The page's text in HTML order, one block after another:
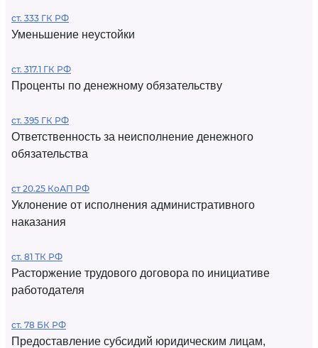
ст. 333 ГК РФ
Уменьшение неустойки
ст. 317.1 ГК РФ
Проценты по денежному обязательству
ст. 395 ГК РФ
Ответственность за неисполнение денежного
обязательства
ст 20.25 КоАП РФ
Уклонение от исполнения административного
наказания
ст. 81 ТК РФ
Расторжение трудового договора по инициативе
работодателя
ст. 78 БК РФ
Предоставление субсидий юридическим лицам,